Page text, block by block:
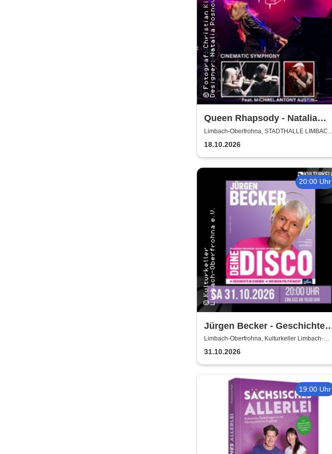
Queen Rhapsody - Natalia
Posnova und Michael Antony
Austin - Cinematic Symphony
Limbach-Oberfrohna, STADTHALLE LIMBACH-
18.10.2026
20:00 Uhr
Jürgen Becker - Geschichte
in Scheiben – wie Musik
Politik macht
Limbach-Oberfrohna, Kulturkeller Limbach-
Oberfrohna
31.10.2026
19:00 Uhr